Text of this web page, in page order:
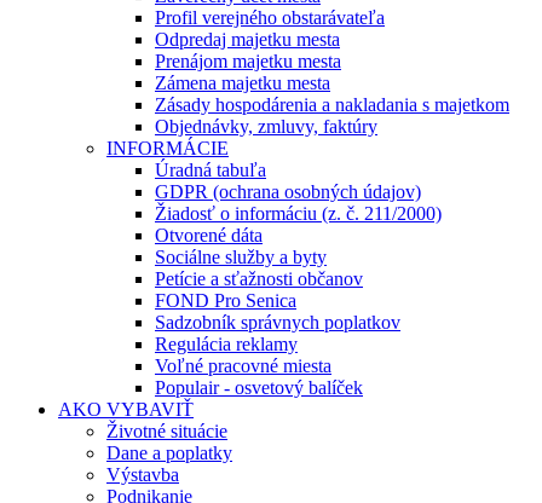
Profil verejného obstarávateľa
Odpredaj majetku mesta
Prenájom majetku mesta
Zámena majetku mesta
Zásady hospodárenia a nakladania s majetkom
Objednávky, zmluvy, faktúry
INFORMÁCIE
Úradná tabuľa
GDPR (ochrana osobných údajov)
Žiadosť o informáciu (z. č. 211/2000)
Otvorené dáta
Sociálne služby a byty
Petície a sťažnosti občanov
FOND Pro Senica
Sadzobník správnych poplatkov
Regulácia reklamy
Voľné pracovné miesta
Populair - osvetový balíček
AKO VYBAVIŤ
Životné situácie
Dane a poplatky
Výstavba
Podnikanie